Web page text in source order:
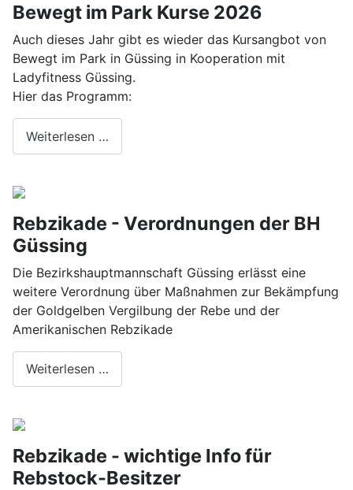
Bewegt im Park Kurse 2026
Auch dieses Jahr gibt es wieder das Kursangbot von
Bewegt im Park in Güssing in Kooperation mit
Ladyfitness Güssing.
Hier das Programm:
Weiterlesen …
Rebzikade - Verordnungen der BH
Güssing
Die Bezirkshauptmannschaft Güssing erlässt eine
weitere Verordnung über Maßnahmen zur Bekämpfung
der Goldgelben Vergilbung der Rebe und der
Amerikanischen Rebzikade
Weiterlesen …
Rebzikade - wichtige Info für
Rebstock-Besitzer